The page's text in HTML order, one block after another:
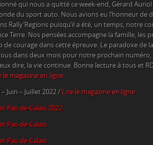
qui nous a quitté ce week-end, Gérard Auriol
du sport auto. Nous avions eu l’honneur de
Rally’Regions puisqu’il a été, un temps, notre
Terre. Nos pensées accompagne la famille, les
courage dans cette épreuve. Le paradoxe de
dans deux mois pour notre prochain
dire, la vie continue. Bonne lecture à tous et
le magazine en ligne
Juin – Juillet 2022 / Lire le magazine en ligne
Pas-de-Calais 2022
Pas-de-Calais
Pas-de-Calais